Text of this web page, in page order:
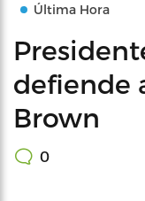
Última Hora
defiende
Brown
0